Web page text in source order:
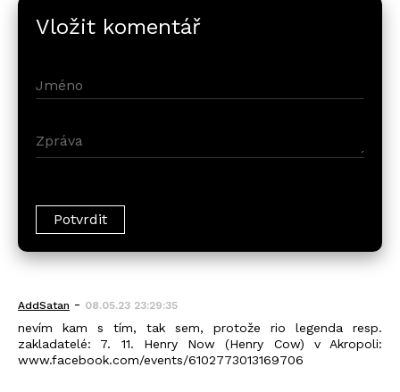
Vložit komentář
AddSatan - 08.05.23 23:29:35
nevím kam s tím, tak sem, protože rio legenda resp.
zakladatelé: 7. 11. Henry Now (Henry Cow) v Akropoli:
www.facebook.com/events/6102773013169706